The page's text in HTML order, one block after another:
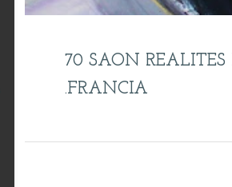
70 SAON REALITES
.FRANCIA